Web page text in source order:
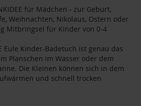
für Mädchen - zur Geburt,
Weihnachten, Nikolaus, Ostern oder
Mitbringsel für Kinder von 0-4
Eule Kinder-Badetuch ist genau das
Planschen im Wasser oder dem
Die Kleinen können sich in dem
und schnell trocken